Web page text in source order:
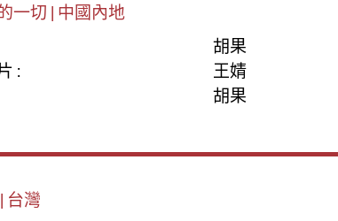
一切 | 中國內地
胡果
:
王婧
胡果
台灣